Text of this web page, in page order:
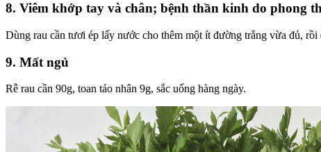
8. Viêm khớp tay và chân; bệnh thần kinh do phong
Dùng rau cần tươi ép lấy nước cho thêm một ít đường trắng vừa đủ,
9. Mất ngủ
Rễ rau cần 90g, toan táo nhân 9g, sắc uống hàng ngày.